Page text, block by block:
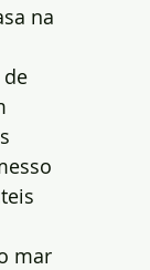
na
mar